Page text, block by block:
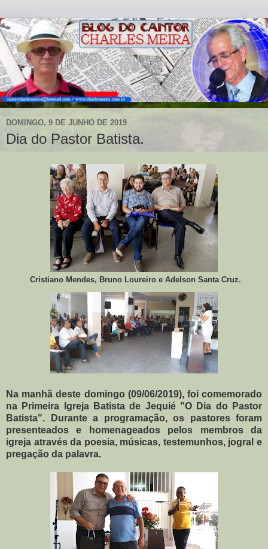
DOMINGO, 9 DE JUNHO DE 2019
Dia do Pastor Batista.
Cristiano Mendes, Bruno Loureiro e Adelson Santa Cruz.
Na manhã deste domingo (09/06/2019), foi comemorado
na Primeira Igreja Batista de Jequié "O Dia do Pastor
Batista". Durante a programação, os pastores foram
presenteados e homenageados pelos membros da
igreja através da poesia, músicas, testemunhos, jogral e
pregação da palavra.